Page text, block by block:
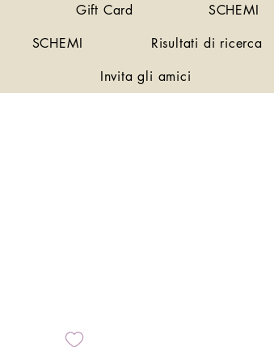
Gift Card
SCHEMI
SCHEMI
Risultati di ricerca
Invita gli amici